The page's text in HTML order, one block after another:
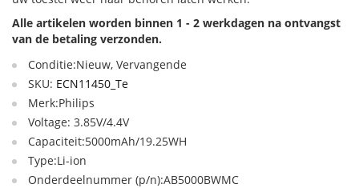
Alle artikelen worden binnen 1 - 2 werkdagen na ontvangst
van de betaling verzonden.
Conditie:Nieuw, Vervangende
SKU: ECN11450_Te
Merk:Philips
Voltage: 3.85V/4.4V
Capaciteit:5000mAh/19.25WH
Type:Li-ion
Onderdeelnummer (p/n):AB5000BWMC